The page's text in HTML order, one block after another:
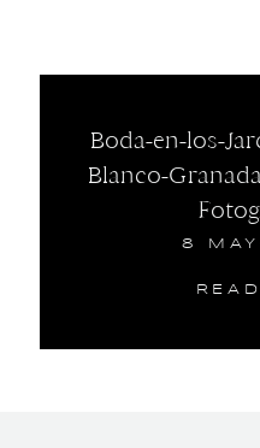
Boda-en-los-
Blanco-
8